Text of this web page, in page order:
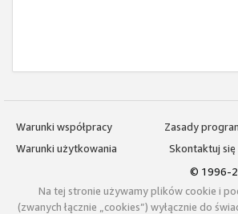
Warunki współpracy
Zasady
Warunki użytkowania
Skontaktuj się
© 1996-
Na tej stronie używamy plików cookie i
(zwanych łącznie „cookies”) wyłącznie do